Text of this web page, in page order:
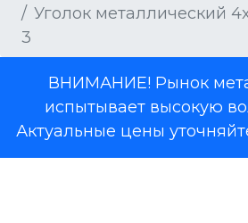
Уголок металлический
3
ВНИМАНИЕ! Рынок
испытывает высокую
Актуальные цены